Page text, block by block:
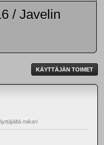
/ Javelin
KÄYTTÄJÄN TOIMET
mikari